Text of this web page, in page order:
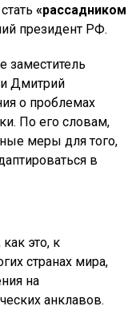
«рассадником
президент РФ.
заместитель
Дмитрий
о проблемах
По его словам,
меры для того,
в
это, к
странах мира,
на
анклавов.